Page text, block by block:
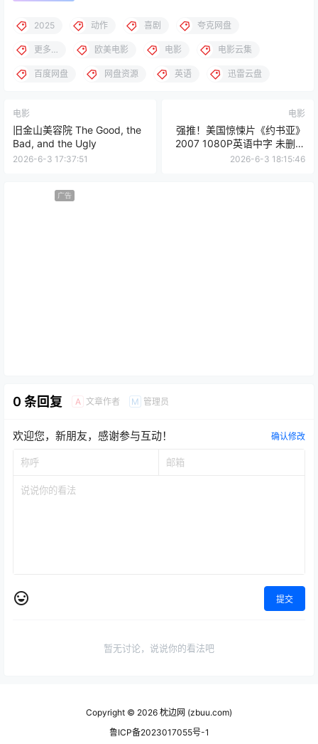
2025 动作 喜剧 夸克网盘
更多… 欧美电影 电影 电影云集
百度网盘 网盘资源 英语 迅雷云盘
电影
旧金山美容院 The Good, the
Bad, and the Ugly
2026-6-3 17:37:51
电影
强推！美国惊悚片《约书亚》
2007 1080P英语中字 未删减
限时转存
2026-6-3 18:15:46
广告
0 条回复 A 文章作者 M 管理员
欢迎您，新朋友，感谢参与互动！ 确认修改
提交
暂无讨论，说说你的看法吧
Copyright © 2026 枕边网 (zbuu.com)
鲁ICP备2023017055号-1